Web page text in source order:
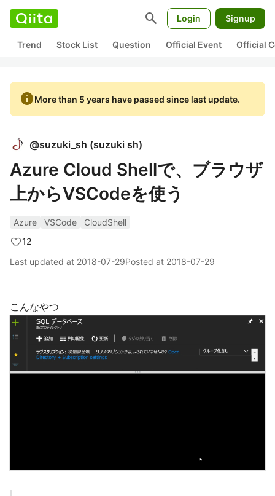
search Login Signup
Trend Stock List Question Official Event Official
infoMore than 5 years have passed since last update.
@suzuki_sh (suzuki sh)
Azure Cloud Shellで、ブラウザ
上からVSCodeを使う
Azure VSCode
CloudShell
12
Last updated at 2018-07-29Posted at 2018-07-29
こんなやつ